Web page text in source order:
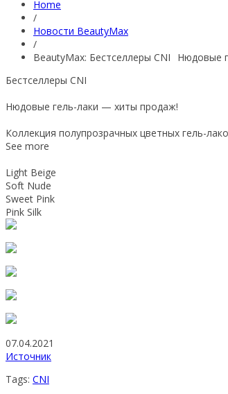
Home
/
Новости BeautyMax
/
BeautyMax: Бестселлеры CNI⠀Нюдовые
Бестселлеры CNI
Нюдовые гель-лаки — хиты продаж!
Коллекция полупрозрачных цветных гель-
See more
Light Beige
Soft Nude
Sweet Pink
Pink Silk
07.04.2021
Источник
Tags: CNI